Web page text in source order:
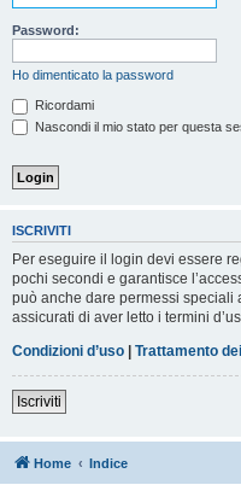
Password:
Ho dimenticato la password
Ricordami
Nascondi il mio stato per questa
ISCRIVITI
Per eseguire il login devi essere
pochi secondi e garantisce
può anche dare permessi speciali
assicurati di aver letto i termini
Condizioni d’uso | Trattamento
Iscriviti
Home Indice